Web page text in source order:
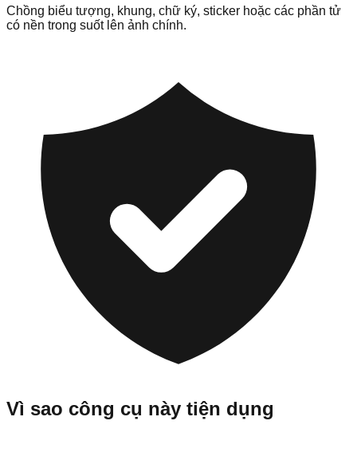
Chồng biểu tượng, khung, chữ ký, sticker hoặc các phần tử
có nền trong suốt lên ảnh chính.
Vì sao công cụ này tiện dụng